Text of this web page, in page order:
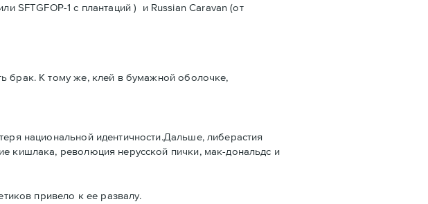
SFTGFOP-1 с плантаций ) и Russian Caravan (от
брак. К тому же, клей в бумажной оболочке,
национальной идентичности.Дальше, либерастия
кишлака, революция нерусской пички, мак-дональдс и
привело к ее развалу.